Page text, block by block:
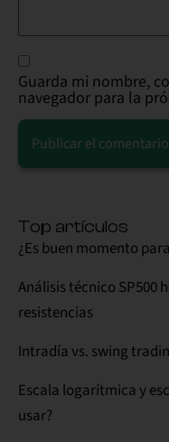
Guarda mi nombre,
navegador para la
Top artículos
¿Es buen momento
Análisis técnico SP500
resistencias
Intradía vs. swing
Escala logarítmica y
usar?